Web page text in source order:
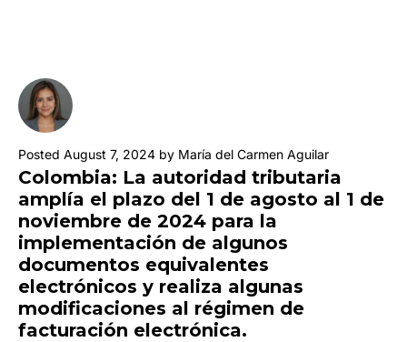
Posted August 7, 2024 by María del Carmen Aguilar
Colombia: La autoridad tributaria
amplía el plazo del 1 de agosto al 1 de
noviembre de 2024 para la
implementación de algunos
documentos equivalentes
electrónicos y realiza algunas
modificaciones al régimen de
facturación electrónica.